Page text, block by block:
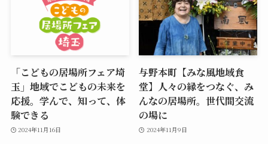
「こどもの居場所フェア埼
玉」地域でこどもの未来を
応援。学んで、知って、体
験できる
2024年11月16日
与野本町【みな風地域食
堂】人々の縁をつなぐ、み
んなの居場所。世代間交流
の場に
2024年11月9日